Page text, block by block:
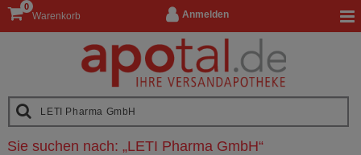
Anmelden
Warenkorb
0
Sie suchen nach: „LETI Pharma GmbH“